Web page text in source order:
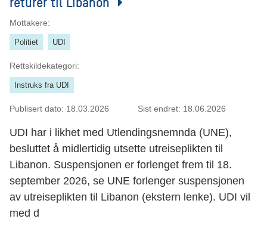
Mottakere:
Politiet UDI
Rettskildekategori:
Instruks fra UDI
Publisert dato: 18.03.2026 Sist endret: 18.06.2026
UDI har i likhet med Utlendingsnemnda (UNE),
besluttet å midlertidig utsette utreiseplikten til
Libanon. Suspensjonen er forlenget frem til 18.
september 2026, se UNE forlenger suspensjonen
av utreiseplikten til Libanon (ekstern lenke). UDI vil
med d